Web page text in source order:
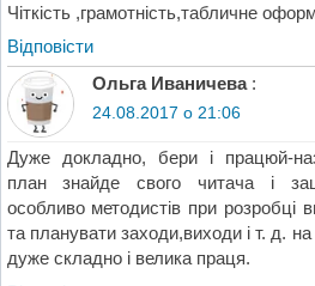
Чіткість ,грамотність,табличне
Відповіcти
Ольга Иваничева :
24.08.2017 о 21:06
Дуже докладно, бери і працюй-
план знайде свого читача і
особливо методистів при розробці
та планувати заходи,виходи і т. д.
дуже складно і велика праця.